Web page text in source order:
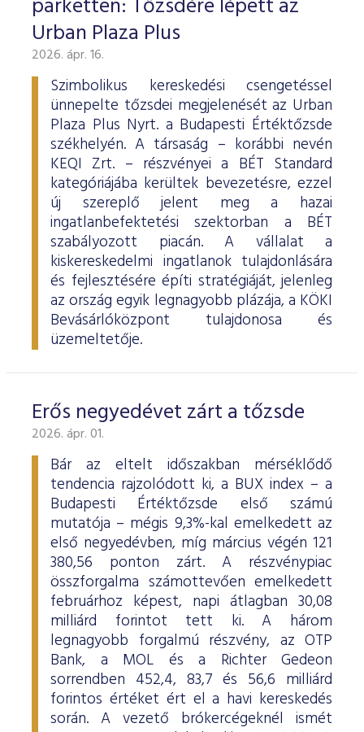
parketten: Tőzsdére lépett az
Urban Plaza Plus
2026. ápr. 16.
Szimbolikus kereskedési csengetéssel
ünnepelte tőzsdei megjelenését az Urban
Plaza Plus Nyrt. a Budapesti Értéktőzsde
székhelyén. A társaság – korábbi nevén
KEQI Zrt. – részvényei a BÉT Standard
kategóriájába kerültek bevezetésre, ezzel
új szereplő jelent meg a hazai
ingatlanbefektetési szektorban a BÉT
szabályozott piacán. A vállalat a
kiskereskedelmi ingatlanok tulajdonlására
és fejlesztésére építi stratégiáját, jelenleg
az ország egyik legnagyobb plázája, a KÖKI
Bevásárlóközpont tulajdonosa és
üzemeltetője.
Erős negyedévet zárt a tőzsde
2026. ápr. 01.
Bár az eltelt időszakban mérséklődő
tendencia rajzolódott ki, a BUX index – a
Budapesti Értéktőzsde első számú
mutatója – mégis 9,3%-kal emelkedett az
első negyedévben, míg március végén 121
380,56 ponton zárt. A részvénypiac
összforgalma számottevően emelkedett
februárhoz képest, napi átlagban 30,08
milliárd forintot tett ki. A három
legnagyobb forgalmú részvény, az OTP
Bank, a MOL és a Richter Gedeon
sorrendben 452,4, 83,7 és 56,6 milliárd
forintos értéket ért el a havi kereskedés
során. A vezető brókercégeknél ismét